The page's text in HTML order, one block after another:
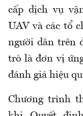
cấp dịch vụ
UAV và các tổ
người dân trên
trò là đơn vị
đánh giá hiệu
Chương trình